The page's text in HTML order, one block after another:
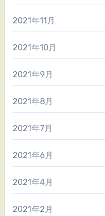
2021年11月
2021年10月
2021年9月
2021年8月
2021年7月
2021年6月
2021年4月
2021年2月